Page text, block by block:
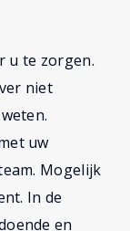
u te zorgen.
niet
uw
Mogelijk
In de
en